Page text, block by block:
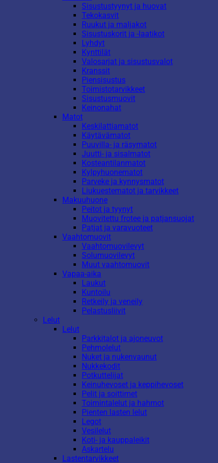
Sisustustyynyt ja huovat
Tekokasvit
Ruukut ja maljakot
Sisustuskorit ja -laatikot
Lyhdyt
Kynttilät
Valosarjat ja sisustusvalot
Kranssit
Piensisustus
Toimistotarvikkeet
Sisustusmuovit
Keinonahat
Matot
Keskilattiamatot
Käytävämatot
Puuvilla- ja räsymatot
Juutti- ja sisalmatot
Kosteantilanmatot
Kylpyhuonematot
Parveke ja kynnysmatot
Liukuestematot ja tarvikkeet
Makuuhuone
Peitot ja tyynyt
Muovitettu frotee ja patjansuojat
Patjat ja varavuoteet
Vaahtomuovit
Vaahtomuovilevyt
Solumuovilevyt
Muut vaahtomuovit
Vapaa-aika
Laukut
Kuntoilu
Retkeily ja veneily
Pelastusliivit
Lelut
Lelut
Parkkitalot ja ajoneuvot
Pehmolelut
Nuket ja nukenvaunut
Nukkekodit
Potkuttelijat
Keinuhevoset ja keppihevoset
Pelit ja soittimet
Toimintalelut ja hahmot
Pienten lasten lelut
Legot
Vesilelut
Koti- ja kauppaleikit
Askartelu
Lastentarvikkeet